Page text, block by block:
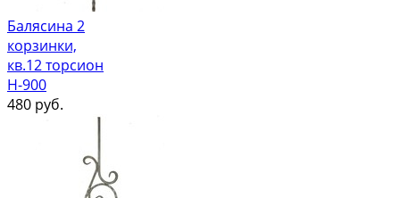
Балясина 2
корзинки,
кв.12 торсион
Н-900
480 руб.